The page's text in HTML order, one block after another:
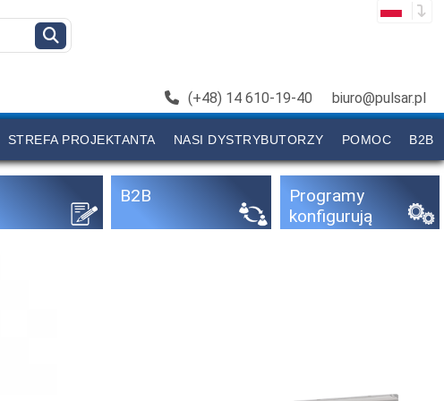
(+48) 14 610-19-40 biuro@pulsar.pl
STREFA PROJEKTANTA NASI DYSTRYBUTORZY POMOC B2B
B2B
Programy
konfigurują